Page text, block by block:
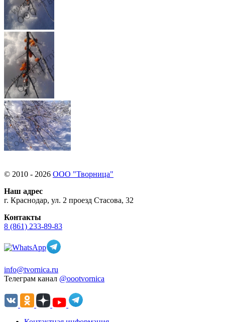
© 2010 - 2026 ООО "Творница"
Наш адрес
г. Краснодар, ул. 2 проезд Стасова, 32
Контакты
8 (861) 233-89-83
info@tvornica.ru
Телеграм канал @oootvornica